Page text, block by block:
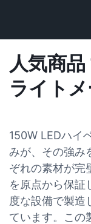
人気商
ライト
150W LEDハイ
みが、その強み
ぞれの素材が完
を原点から保証
度な設備で製造
ています。この